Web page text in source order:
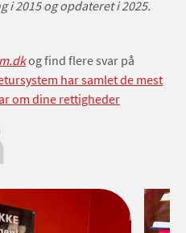
i 2015 og opdateret i 2025.
og find flere svar på
har samlet de mest
om dine rettigheder